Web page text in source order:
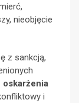
nieobjęcie
z sankcją,
oskarżenia
i